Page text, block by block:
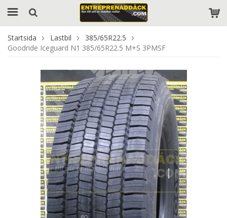
Startsida Lastbil
385/65R22.5
Goodride Iceguard N1 385/65R22.5 M+S 3PMSF